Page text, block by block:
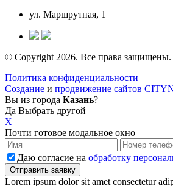
ул. Маршрутная, 1
© Copyright 2026. Все права защищены.
Политика конфиденциальности
Создание и продвижение сайтов
Вы из города Казань?
Да Выбрать другой
X
Почти готовое модальное окно
Даю согласие на обработку
Lorem ipsum dolor sit amet consectetur